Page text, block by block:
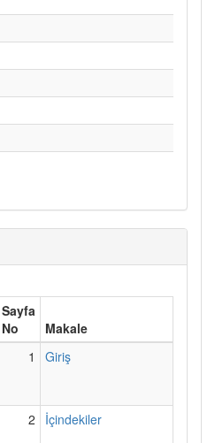
Sayfa
No
Makale
1 Giriş
2 İçindekiler